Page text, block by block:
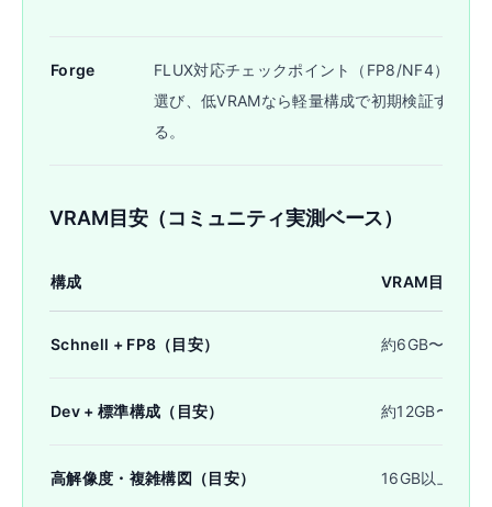
Forge
FLUX対応チェックポイント（FP8/NF4）を
選び、低VRAMなら軽量構成で初期検証す
る。
VRAM目安（コミュニティ実測ベース）
構成 VRAM目安
Schnell + FP8（目安） 約6GB〜
Dev + 標準構成（目安） 約12GB〜16GB
高解像度・複雑構図（目安） 16GB以上推奨